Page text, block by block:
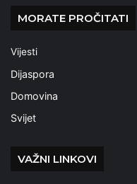
MORATE PROČITATI
Vijesti
Dijaspora
Domovina
Svijet
VAŽNI LINKOVI